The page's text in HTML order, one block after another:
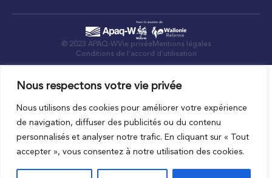
Nous respectons votre vie privée
Nous utilisons des cookies pour améliorer votre expérience
de navigation, diffuser des publicités ou du contenu
personnalisés et analyser notre trafic. En cliquant sur « Tout
accepter », vous consentez à notre utilisation des cookies.
© 2023 APAQ-WVie privée Mentions légales
Conditions de l’accord d’utilisation